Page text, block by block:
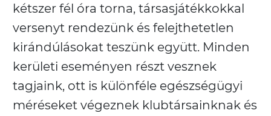
kétszer fél óra torna, társasjátékkokkal
versenyt rendezünk és felejthetetlen
kirándúlásokat teszünk együtt. Minden
kerületi eseményen részt vesznek
tagjaink, ott is különféle egészségügyi
méréseket végeznek klubtársainknak és